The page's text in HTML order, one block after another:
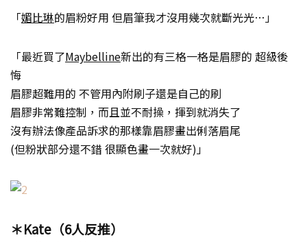
「媚比琳的眉粉好用 但眉筆我才沒用幾次就斷光光…」
「最近買了Maybelline新出的有三格一格是眉膠的 超級後
悔
眉膠超難用的 不管用內附刷子還是自己的刷
眉膠非常難控制，而且並不耐操，揮到就消失了
沒有辦法像產品訴求的那樣靠眉膠畫出俐落眉尾
(但粉狀部分還不錯 很顯色畫一次就好)」
＊Kate（6人反推）